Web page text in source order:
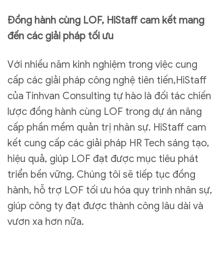
Đồng hành cùng LOF, HiStaff cam kết mang
đến các giải pháp tối ưu
Với nhiều năm kinh nghiệm trong việc cung
cấp các giải pháp công nghệ tiên tiến,HiStaff
của Tinhvan Consulting tự hào là đối tác chiến
lược đồng hành cùng LOF trong dự án nâng
cấp phần mềm quản trị nhân sự. HiStaff cam
kết cung cấp các giải pháp HR Tech sáng tạo,
hiệu quả, giúp LOF đạt được mục tiêu phát
triển bền vững. Chúng tôi sẽ tiếp tục đồng
hành, hỗ trợ LOF tối ưu hóa quy trình nhân sự,
giúp công ty đạt được thành công lâu dài và
vươn xa hơn nữa.